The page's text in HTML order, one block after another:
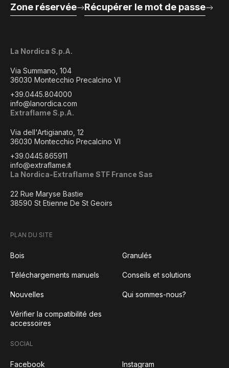
La Nordica S.p.A.
Via Summano, 104
36030 Montecchio Precalcino VI
+39.0445.804000
info@lanordica.com
Extraflame S.p.A.
Via dell'Artigianato, 12
36030 Montecchio Precalcino VI
+39.0445.865911
info@extraflame.it
La Nordica-Extraflame STF France Sas
22 Rue Maryse Bastie
38590 St Etienne De St Geoirs
Zone réservée Récupérer le mot de passe
PLAN DU SITE
Bois Granulés
Téléchargements manuels Conseils et solutions
Nouvelles Qui sommes-nous?
Vérifier la compatibilité des
accessoires
SOCIAL
Facebook Instagram